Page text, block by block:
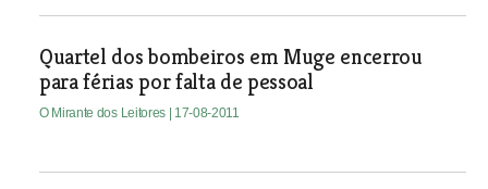
Quartel dos bombeiros em Muge encerrou
para férias por falta de pessoal
O Mirante dos Leitores | 17-08-2011